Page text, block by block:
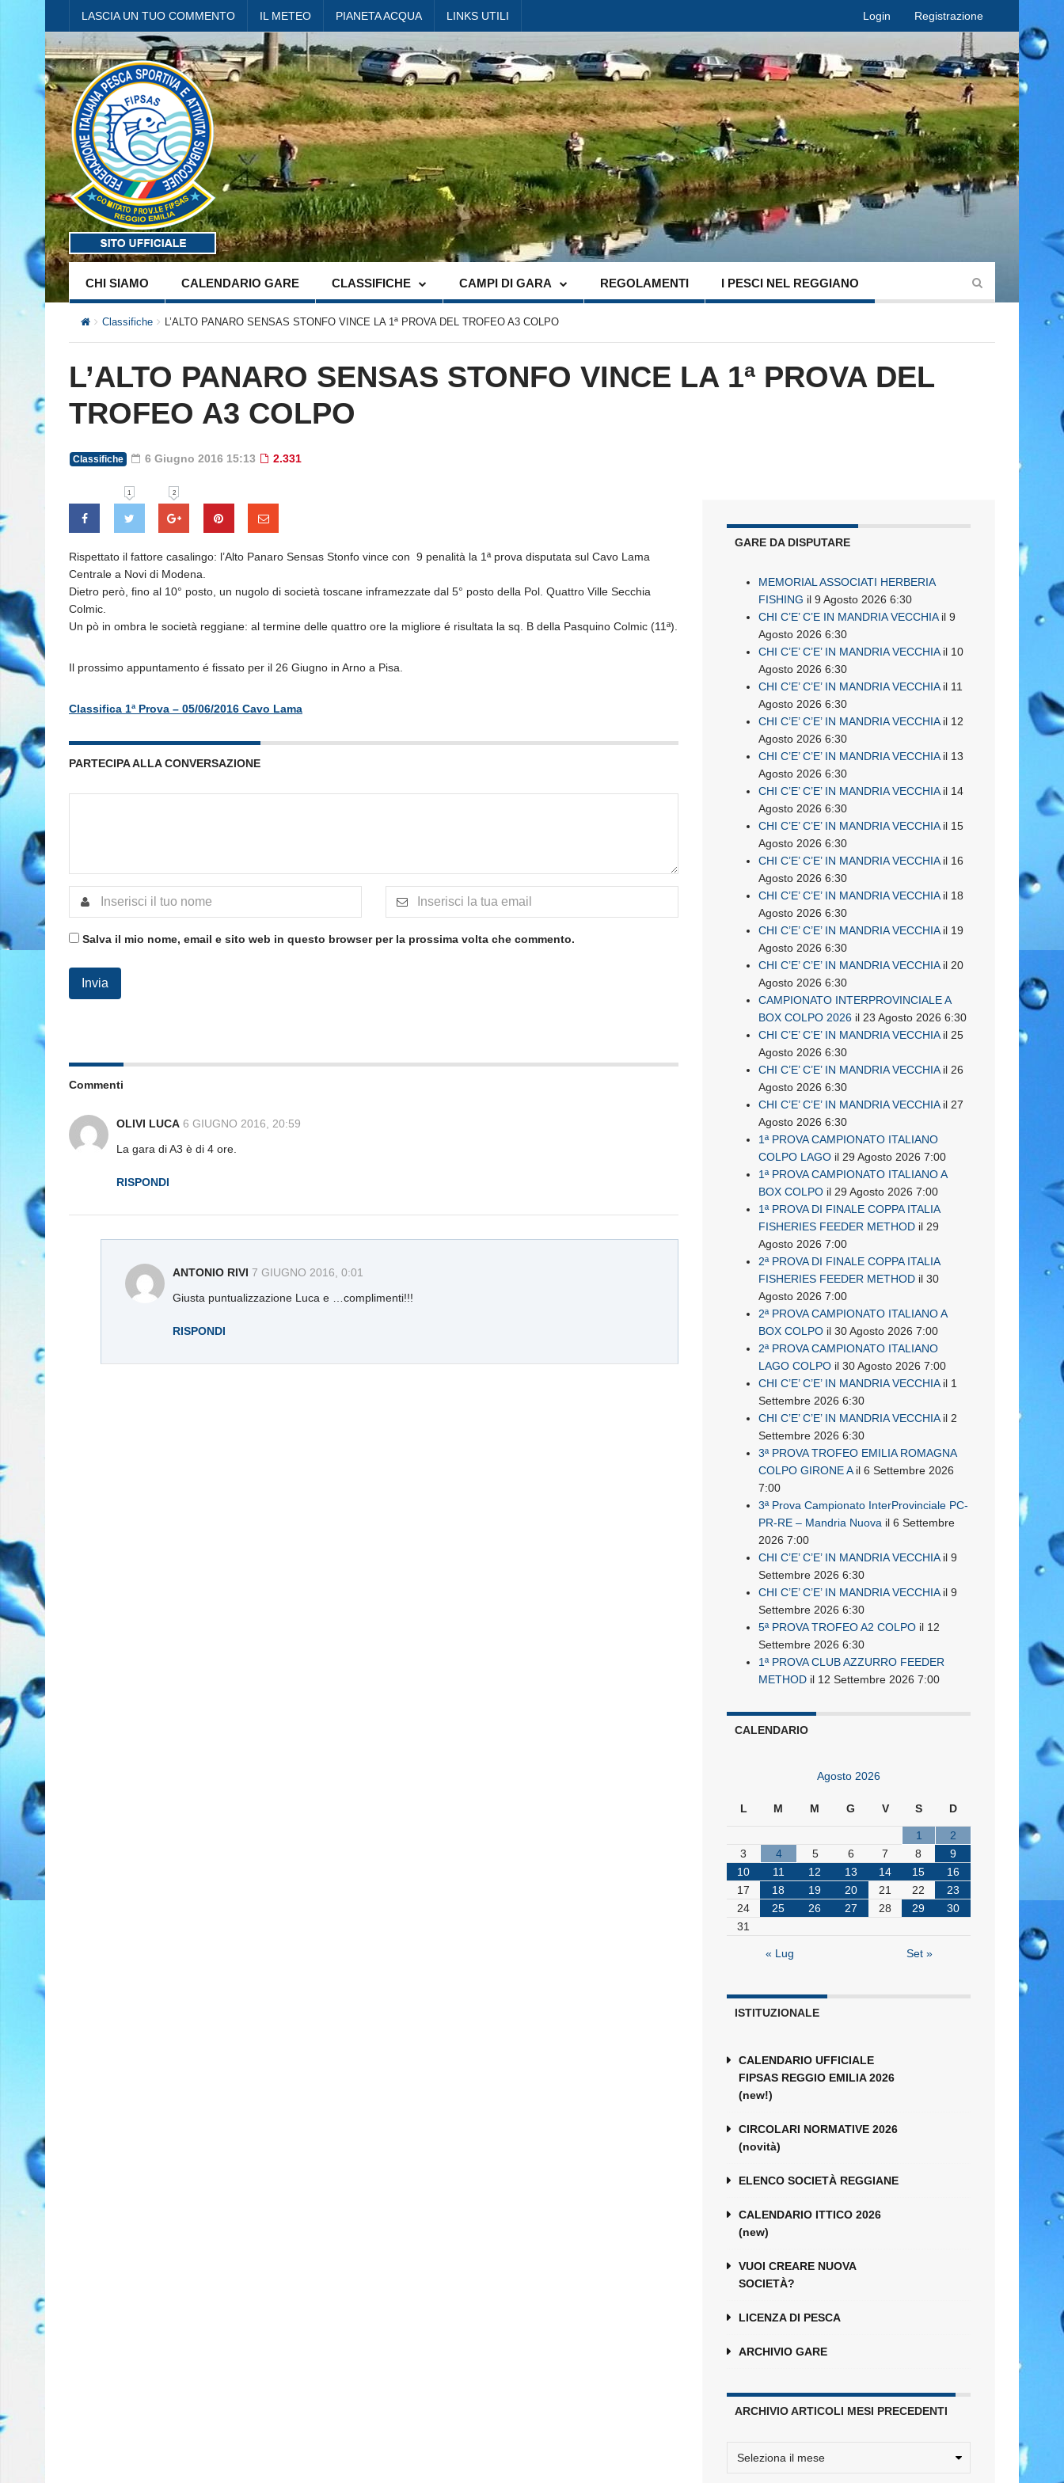
LASCIA UN TUO COMMENTO IL METEO PIANETA ACQUA LINKS UTILI Login Registrazione
CHI SIAMO CALENDARIO GARE CLASSIFICHE CAMPI DI GARA REGOLAMENTI I PESCI NEL REGGIANO
Classifiche L’ALTO PANARO SENSAS STONFO VINCE LA 1ª PROVA DEL TROFEO A3 COLPO
L’ALTO PANARO SENSAS STONFO VINCE LA 1ª PROVA DEL
TROFEO A3 COLPO
Classifiche 6 Giugno 2016 15:13 2.331
1 2
Rispettato il fattore casalingo: l’Alto Panaro Sensas Stonfo vince con 9 penalità la 1ª prova disputata sul Cavo Lama
Centrale a Novi di Modena.
Dietro però, fino al 10° posto, un nugolo di società toscane inframezzate dal 5° posto della Pol. Quattro Ville Secchia
Colmic.
Un pò in ombra le società reggiane: al termine delle quattro ore la migliore é risultata la sq. B della Pasquino Colmic (11ª).
Il prossimo appuntamento é fissato per il 26 Giugno in Arno a Pisa.
Classifica 1ª Prova – 05/06/2016 Cavo Lama
PARTECIPA ALLA CONVERSAZIONE
Salva il mio nome, email e sito web in questo browser per la prossima volta che commento.
Commenti
OLIVI LUCA 6 GIUGNO 2016, 20:59
La gara di A3 è di 4 ore.
RISPONDI
ANTONIO RIVI 7 GIUGNO 2016, 0:01
Giusta puntualizzazione Luca e …complimenti!!!
RISPONDI
GARE DA DISPUTARE
MEMORIAL ASSOCIATI HERBERIA
FISHING il 9 Agosto 2026 6:30
CHI C’E’ C’E IN MANDRIA VECCHIAil 9
Agosto 2026 6:30
CHI C’E’ C’E’ IN MANDRIA VECCHIAil 10
Agosto 2026 6:30
CHI C’E’ C’E’ IN MANDRIA VECCHIAil 11
Agosto 2026 6:30
CHI C’E’ C’E’ IN MANDRIA VECCHIAil 12
Agosto 2026 6:30
CHI C’E’ C’E’ IN MANDRIA VECCHIAil 13
Agosto 2026 6:30
CHI C’E’ C’E’ IN MANDRIA VECCHIAil 14
Agosto 2026 6:30
CHI C’E’ C’E’ IN MANDRIA VECCHIAil 15
Agosto 2026 6:30
CHI C’E’ C’E’ IN MANDRIA VECCHIAil 16
Agosto 2026 6:30
CHI C’E’ C’E’ IN MANDRIA VECCHIAil 18
Agosto 2026 6:30
CHI C’E’ C’E’ IN MANDRIA VECCHIAil 19
Agosto 2026 6:30
CHI C’E’ C’E’ IN MANDRIA VECCHIAil 20
Agosto 2026 6:30
CAMPIONATO INTERPROVINCIALE A
BOX COLPO 2026 il 23 Agosto 2026 6:30
CHI C’E’ C’E’ IN MANDRIA VECCHIAil 25
Agosto 2026 6:30
CHI C’E’ C’E’ IN MANDRIA VECCHIAil 26
Agosto 2026 6:30
CHI C’E’ C’E’ IN MANDRIA VECCHIAil 27
Agosto 2026 6:30
1ª PROVA CAMPIONATO ITALIANO
COLPO LAGO il 29 Agosto 2026 7:00
1ª PROVA CAMPIONATO ITALIANO A
BOX COLPO il 29 Agosto 2026 7:00
1ª PROVA DI FINALE COPPA ITALIA
FISHERIES FEEDER METHOD il 29
Agosto 2026 7:00
2ª PROVA DI FINALE COPPA ITALIA
FISHERIES FEEDER METHOD il 30
Agosto 2026 7:00
2ª PROVA CAMPIONATO ITALIANO A
BOX COLPO il 30 Agosto 2026 7:00
2ª PROVA CAMPIONATO ITALIANO
LAGO COLPO il 30 Agosto 2026 7:00
CHI C’E’ C’E’ IN MANDRIA VECCHIAil 1
Settembre 2026 6:30
CHI C’E’ C’E’ IN MANDRIA VECCHIAil 2
Settembre 2026 6:30
3ª PROVA TROFEO EMILIA ROMAGNA
COLPO GIRONE Ail 6 Settembre 2026
7:00
3ª Prova Campionato InterProvinciale PC-
PR-RE – Mandria Nuova il 6 Settembre
2026 7:00
CHI C’E’ C’E’ IN MANDRIA VECCHIAil 9
Settembre 2026 6:30
CHI C’E’ C’E’ IN MANDRIA VECCHIAil 9
Settembre 2026 6:30
5ª PROVA TROFEO A2 COLPO il 12
Settembre 2026 6:30
1ª PROVA CLUB AZZURRO FEEDER
METHOD il 12 Settembre 2026 7:00
CALENDARIO
Agosto 2026
L M M G V S D
1
2
3
4 5 6 7 8
9
10
11 12 13 14 15
16
17
18 19 20 21 22
23
24
25 26 27 28 29
30
31
« Lug Set »
ISTITUZIONALE
CALENDARIO UFFICIALE
FIPSAS REGGIO EMILIA 2026
(new!)
CIRCOLARI NORMATIVE 2026
(novità)
ELENCO SOCIETÀ REGGIANE
CALENDARIO ITTICO 2026
(new)
VUOI CREARE NUOVA
SOCIETÀ?
LICENZA DI PESCA
ARCHIVIO GARE
ARCHIVIO ARTICOLI MESI PRECEDENTI